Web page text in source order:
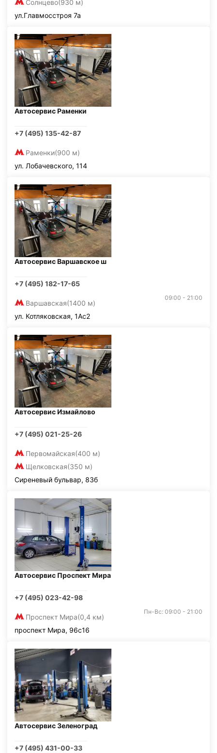
Солнцево(930 м)
ул.Главмосстроя 7а
Автосервис Раменки
+7 (495) 135-42-87
Раменки(900 м)
ул. Лобачевского, 114
Автосервис Варшавское ш
+7 (495) 182-17-65
Варшавская(1400 м)
09:00 - 21:00
ул. Котляковская, 1Ас2
Автосервис Измайлово
+7 (495) 021-25-26
Первомайская(400 м)
Щелковская(350 м)
Сиреневый бульвар, 83б
Автосервис Проспект Мира
+7 (495) 023-42-98
Проспект Мира(0,4 км)
Пн-Вс: 09:00 - 21:00
проспект Мира, 96с16
Автосервис Зеленоград
+7 (495) 431-00-33